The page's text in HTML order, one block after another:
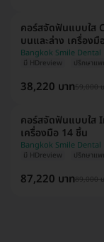
มี HDreview ปรึกษาแ
คอร์สจัดฟันแบบใส
บนและล่าง เครื่องมื
Bangkok Smile Dental
38,220 บาท59,000
มี HDreview ปรึกษาแ
คอร์สจัดฟันแบบใส
เครื่องมือ 14 ชิ้น
Bangkok Smile Dental
87,220 บาท89,000